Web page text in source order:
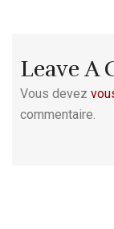
Leave A
Vous devez
commentaire.